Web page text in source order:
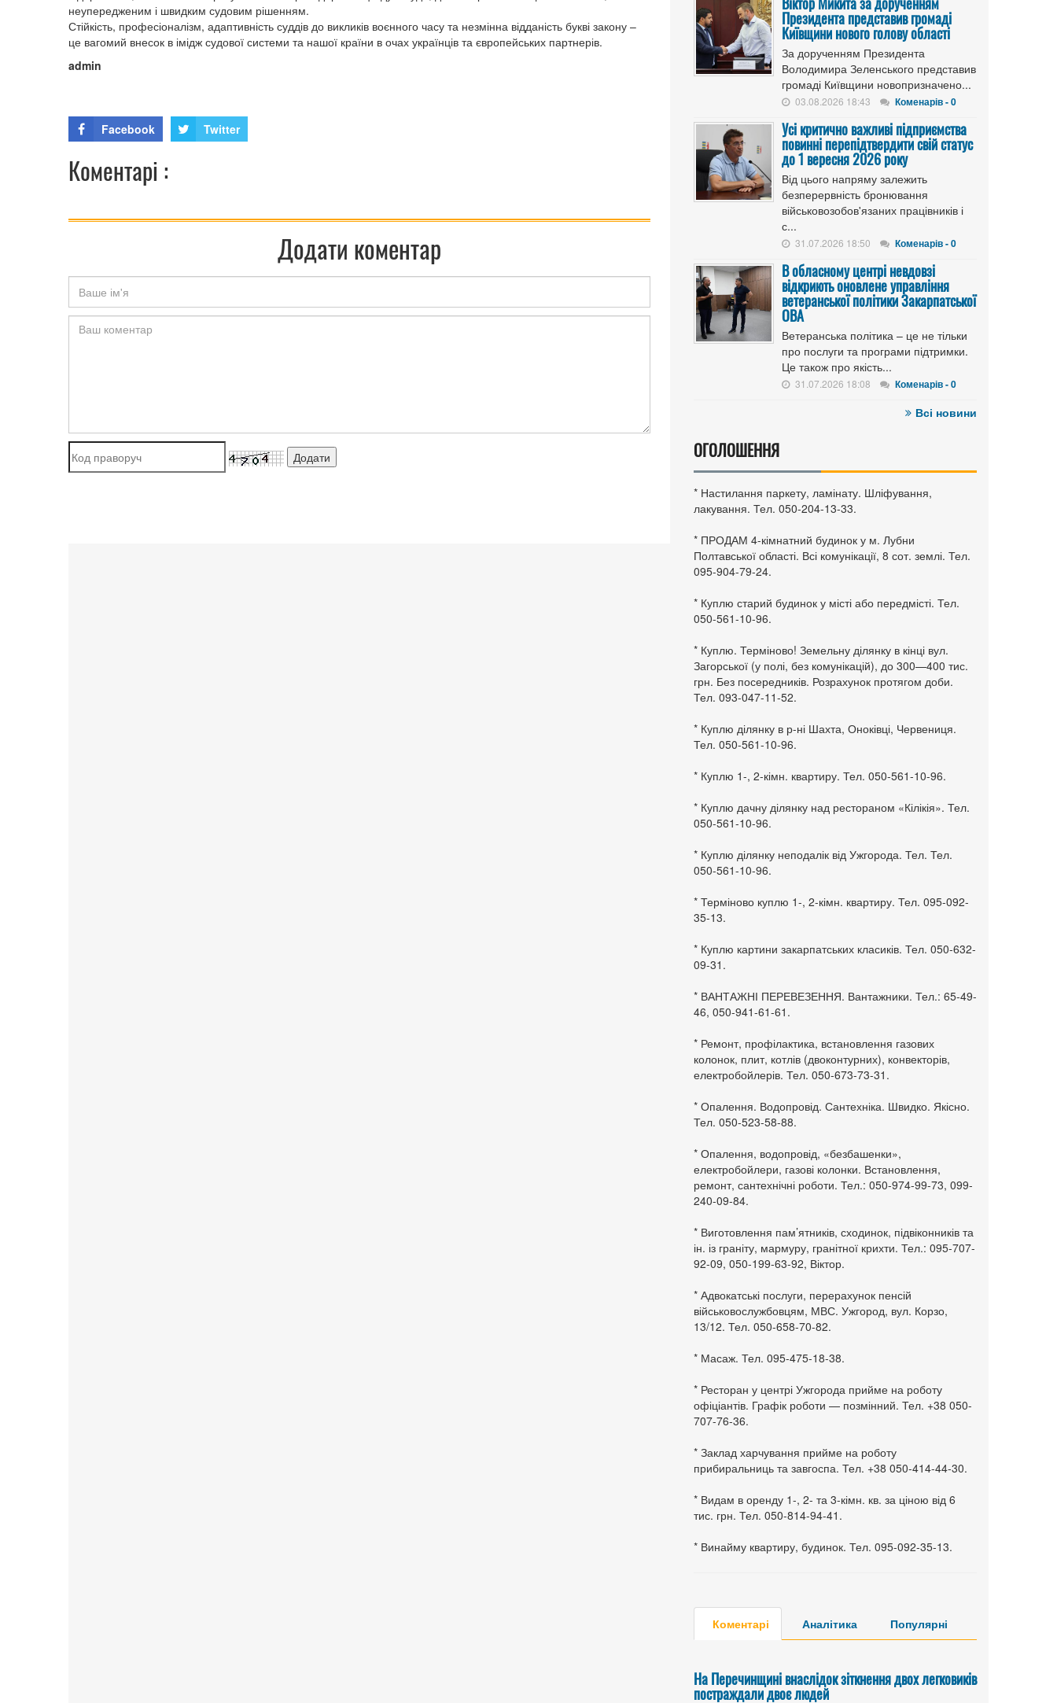
неупередженим і швидким судовим рішенням.
Стійкість, професіоналізм, адаптивність суддів до викликів воєнного часу та незмінна відданість букві закону –
це вагомий внесок в імідж судової системи та нашої країни в очах українців та європейських партнерів.
admin
Facebook Twitter
Коментарі :
Додати коментар
Президента представив громаді
Київщини нового голову області
За дорученням Президента
Володимира Зеленського представив
громаді Київщини новопризначено...
03.08.2026 18:43 Коменарів - 0
Усі критично важливі підприємства
повинні перепідтвердити свій статус
до 1 вересня 2026 року
Від цього напряму залежить
безперервність бронювання
військовозобов'язаних працівників і
с...
31.07.2026 18:50 Коменарів - 0
В обласному центрі невдовзі
відкриють оновлене управління
ветеранської політики Закарпатської
ОВА
Ветеранська політика – це не тільки
про послуги та програми підтримки.
Це також про якість...
31.07.2026 18:08 Коменарів - 0
Всі новини
ОГОЛОШЕННЯ
* Настилання паркету, ламінату. Шліфування,
лакування. Тел. 050-204-13-33.
* ПРОДАМ 4-кімнатний будинок у м. Лубни
Полтавської області. Всі комунікації, 8 сот. землі. Тел.
095-904-79-24.
* Куплю старий будинок у місті або передмісті. Тел.
050-561-10-96.
* Куплю. Терміново! Земельну ділянку в кінці вул.
Загорської (у полі, без комунікацій), до 300—400 тис.
грн. Без посередників. Розрахунок протягом доби.
Тел. 093-047-11-52.
* Куплю ділянку в р-ні Шахта, Оноківці, Червениця.
Тел. 050-561-10-96.
* Куплю 1-, 2-кімн. квартиру. Тел. 050-561-10-96.
* Куплю дачну ділянку над рестораном «Кілікія». Тел.
050-561-10-96.
* Куплю ділянку неподалік від Ужгорода. Тел. Тел.
050-561-10-96.
* Терміново куплю 1-, 2-кімн. квартиру. Тел. 095-092-
35-13.
* Куплю картини закарпатських класиків. Тел. 050-632-
09-31.
* ВАНТАЖНІ ПЕРЕВЕЗЕННЯ. Вантажники. Тел.: 65-49-
46, 050-941-61-61.
* Ремонт, профілактика, встановлення газових
колонок, плит, котлів (двоконтурних), конвекторів,
електробойлерів. Тел. 050-673-73-31.
* Опалення. Водопровід. Сантехніка. Швидко. Якісно.
Тел. 050-523-58-88.
* Опалення, водопровід, «безбашенки»,
електробойлери, газові колонки. Встановлення,
ремонт, сантехнічні роботи. Тел.: 050-974-99-73, 099-
240-09-84.
* Виготовлення пам’ятників, сходинок, підвіконників та
ін. із граніту, мармуру, гранітної крихти. Тел.: 095-707-
92-09, 050-199-63-92, Віктор.
* Адвокатські послуги, перерахунок пенсій
військовослужбовцям, МВС. Ужгород, вул. Корзо,
13/12. Тел. 050-658-70-82.
* Масаж. Тел. 095-475-18-38.
* Ресторан у центрі Ужгорода прийме на роботу
офіціантів. Графік роботи — позмінний. Тел. +38 050-
707-76-36.
* Заклад харчування прийме на роботу
прибиральниць та завгоспа. Тел. +38 050-414-44-30.
* Видам в оренду 1-, 2- та 3-кімн. кв. за ціною від 6
тис. грн. Тел. 050-814-94-41.
* Винайму квартиру, будинок. Тел. 095-092-35-13.
Коментарі Аналітика Популярні
На Перечинщині внаслідок зіткнення двох легковиків
постраждали двоє людей